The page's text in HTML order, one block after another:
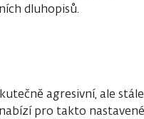
dluhopisů.
agresivní, ale stále
pro takto nastavené